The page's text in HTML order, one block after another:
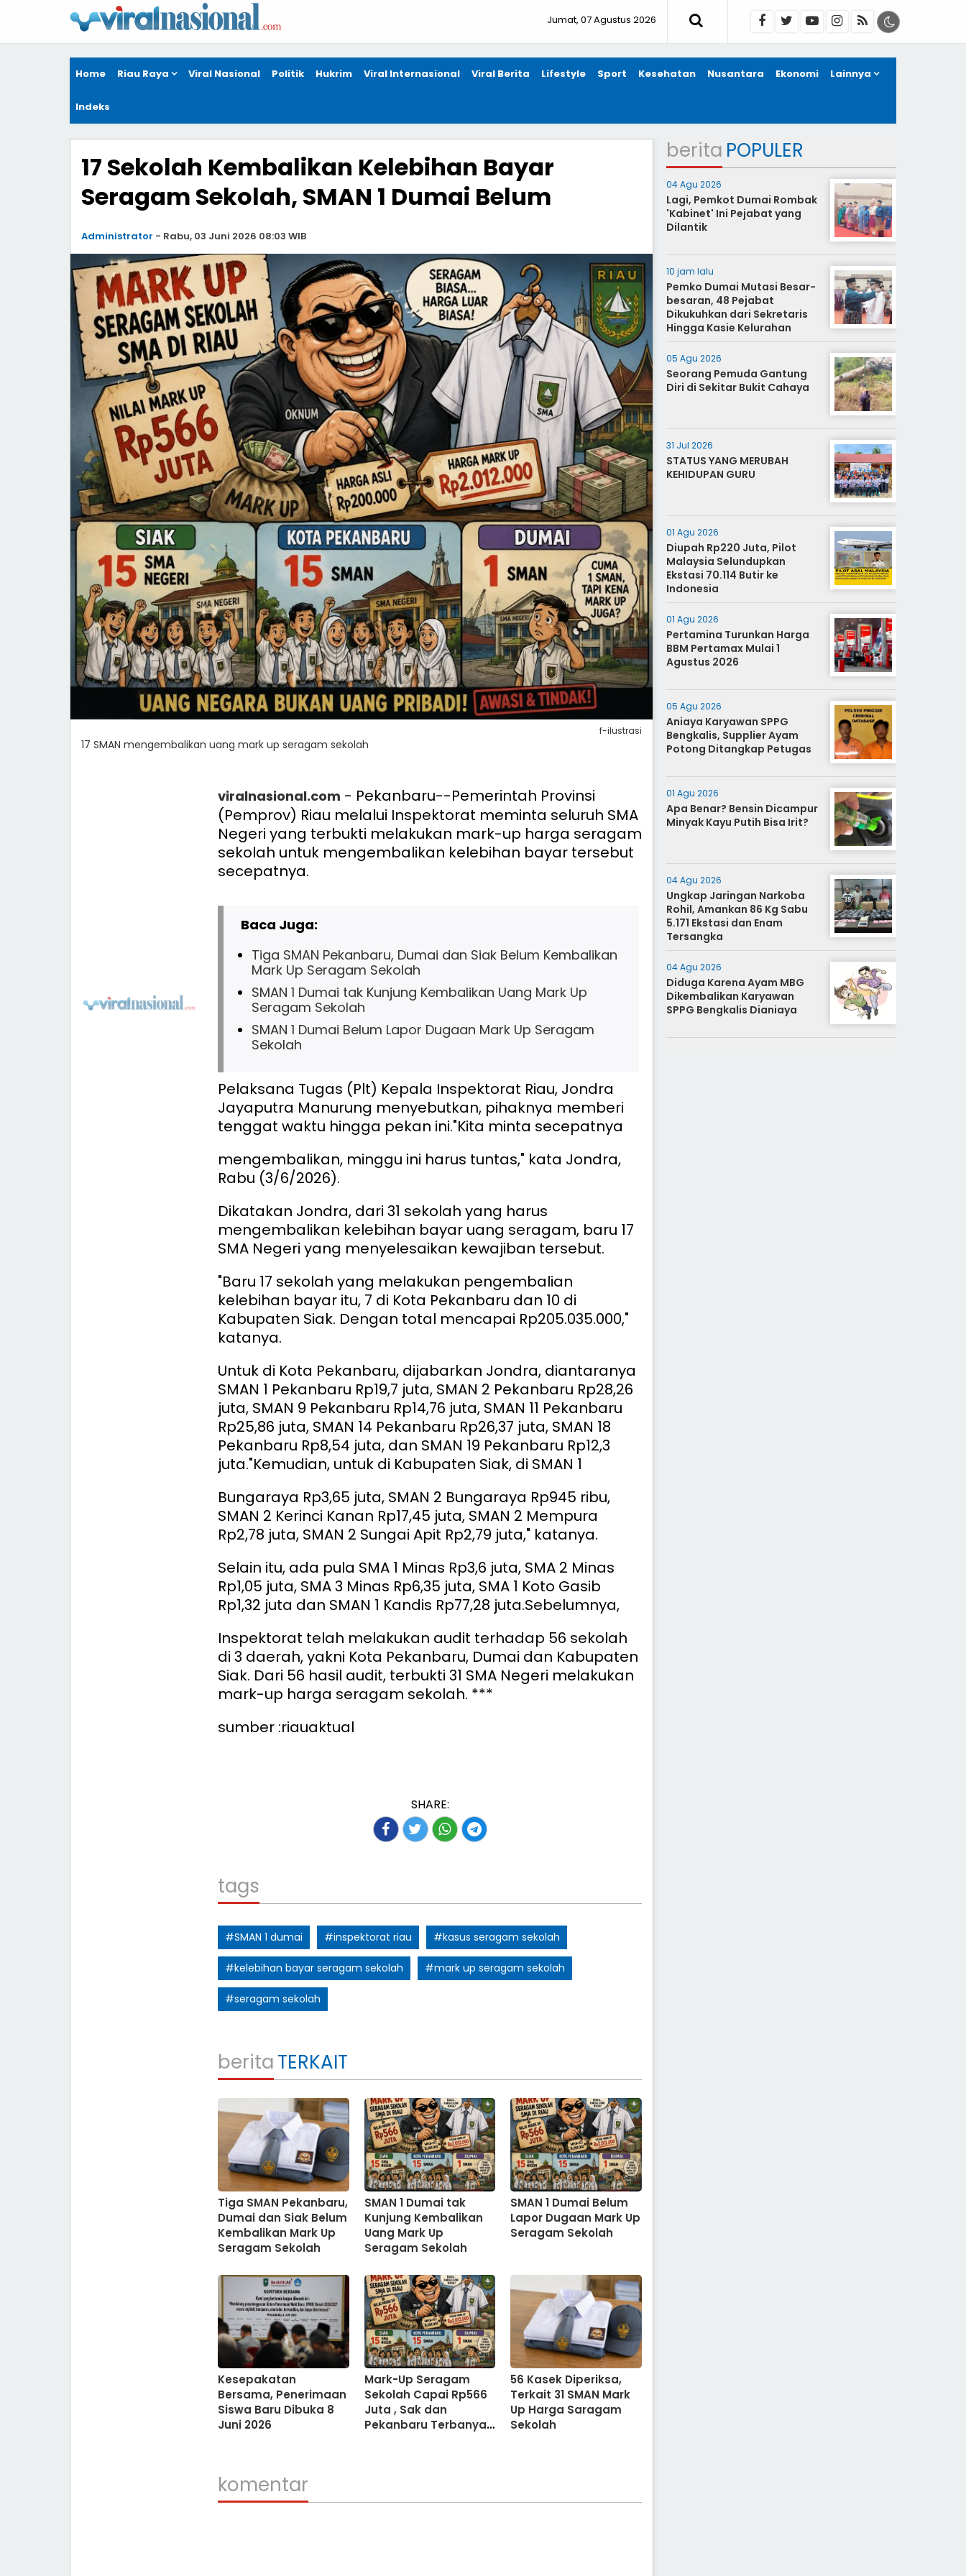
Jumat, 07 Agustus 2026
Home Riau Raya Viral Nasional Politik Hukrim Viral Internasional Viral Berita Lifestyle Sport Kesehatan Nusantara Ekonomi Lainnya
Indeks
17 Sekolah Kembalikan Kelebihan Bayar
Seragam Sekolah, SMAN 1 Dumai Belum
Administrator - Rabu, 03 Juni 2026 08:03 WIB
f-ilustrasi
17 SMAN mengembalikan uang mark up seragam sekolah
viralnasional.com - Pekanbaru--Pemerintah Provinsi
(Pemprov) Riau melalui Inspektorat meminta seluruh SMA
Negeri yang terbukti melakukan mark-up harga seragam
sekolah untuk mengembalikan kelebihan bayar tersebut
secepatnya.
Baca Juga:
Tiga SMAN Pekanbaru, Dumai dan Siak Belum Kembalikan
Mark Up Seragam Sekolah
SMAN 1 Dumai tak Kunjung Kembalikan Uang Mark Up
Seragam Sekolah
SMAN 1 Dumai Belum Lapor Dugaan Mark Up Seragam
Sekolah
Pelaksana Tugas (Plt) Kepala Inspektorat Riau, Jondra
Jayaputra Manurung menyebutkan, pihaknya memberi
tenggat waktu hingga pekan ini."Kita minta secepatnya
mengembalikan, minggu ini harus tuntas," kata Jondra,
Rabu (3/6/2026).
Dikatakan Jondra, dari 31 sekolah yang harus
mengembalikan kelebihan bayar uang seragam, baru 17
SMA Negeri yang menyelesaikan kewajiban tersebut.
"Baru 17 sekolah yang melakukan pengembalian
kelebihan bayar itu, 7 di Kota Pekanbaru dan 10 di
Kabupaten Siak. Dengan total mencapai Rp205.035.000,"
katanya.
Untuk di Kota Pekanbaru, dijabarkan Jondra, diantaranya
SMAN 1 Pekanbaru Rp19,7 juta, SMAN 2 Pekanbaru Rp28,26
juta, SMAN 9 Pekanbaru Rp14,76 juta, SMAN 11 Pekanbaru
Rp25,86 juta, SMAN 14 Pekanbaru Rp26,37 juta, SMAN 18
Pekanbaru Rp8,54 juta, dan SMAN 19 Pekanbaru Rp12,3
juta."Kemudian, untuk di Kabupaten Siak, di SMAN 1
Bungaraya Rp3,65 juta, SMAN 2 Bungaraya Rp945 ribu,
SMAN 2 Kerinci Kanan Rp17,45 juta, SMAN 2 Mempura
Rp2,78 juta, SMAN 2 Sungai Apit Rp2,79 juta," katanya.
Selain itu, ada pula SMA 1 Minas Rp3,6 juta, SMA 2 Minas
Rp1,05 juta, SMA 3 Minas Rp6,35 juta, SMA 1 Koto Gasib
Rp1,32 juta dan SMAN 1 Kandis Rp77,28 juta.Sebelumnya,
Inspektorat telah melakukan audit terhadap 56 sekolah
di 3 daerah, yakni Kota Pekanbaru, Dumai dan Kabupaten
Siak. Dari 56 hasil audit, terbukti 31 SMA Negeri melakukan
mark-up harga seragam sekolah. ***
sumber :riauaktual
SHARE:
tags
#SMAN 1 dumai #inspektorat riau #kasus seragam sekolah
#kelebihan bayar seragam sekolah #mark up seragam sekolah
#seragam sekolah
beritaTERKAIT
Tiga SMAN Pekanbaru,
Dumai dan Siak Belum
Kembalikan Mark Up
Seragam Sekolah
SMAN 1 Dumai tak
Kunjung Kembalikan
Uang Mark Up
Seragam Sekolah
SMAN 1 Dumai Belum
Lapor Dugaan Mark Up
Seragam Sekolah
Kesepakatan
Bersama, Penerimaan
Siswa Baru Dibuka 8
Juni 2026
Mark-Up Seragam
Sekolah Capai Rp566
Juta , Sak dan
Pekanbaru Terbanyak
56 Kasek Diperiksa,
Terkait 31 SMAN Mark
Up Harga Saragam
Sekolah
komentar
berita POPULER
04 Agu 2026
Lagi, Pemkot Dumai Rombak
'Kabinet' Ini Pejabat yang
Dilantik
10 jam lalu
Pemko Dumai Mutasi Besar-
besaran, 48 Pejabat
Dikukuhkan dari Sekretaris
Hingga Kasie Kelurahan
05 Agu 2026
Seorang Pemuda Gantung
Diri di Sekitar Bukit Cahaya
31 Jul 2026
STATUS YANG MERUBAH
KEHIDUPAN GURU
01 Agu 2026
Diupah Rp220 Juta, Pilot
Malaysia Selundupkan
Ekstasi 70.114 Butir ke
Indonesia
01 Agu 2026
Pertamina Turunkan Harga
BBM Pertamax Mulai 1
Agustus 2026
05 Agu 2026
Aniaya Karyawan SPPG
Bengkalis, Supplier Ayam
Potong Ditangkap Petugas
01 Agu 2026
Apa Benar? Bensin Dicampur
Minyak Kayu Putih Bisa Irit?
04 Agu 2026
Ungkap Jaringan Narkoba
Rohil, Amankan 86 Kg Sabu
5.171 Ekstasi dan Enam
Tersangka
04 Agu 2026
Diduga Karena Ayam MBG
Dikembalikan Karyawan
SPPG Bengkalis Dianiaya